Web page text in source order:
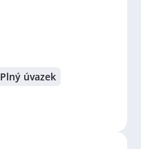
Plný úvazek